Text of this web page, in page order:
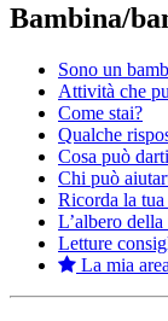
Bambina/
Sono un
Attività che
Come stai?
Qualche
Cosa può
Chi può
Ricorda la tua
L’albero
Letture
La mia area